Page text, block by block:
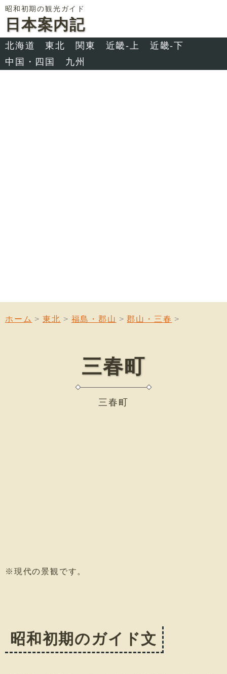
昭和初期の観光ガイド
日本案内記
北海道 東北 関東 近畿-上
近畿-下
中国・四国
九州
ホーム 東北 福島・郡山 郡山・三春
三春町
三春町
※現代の景観です。
昭和初期のガイド文